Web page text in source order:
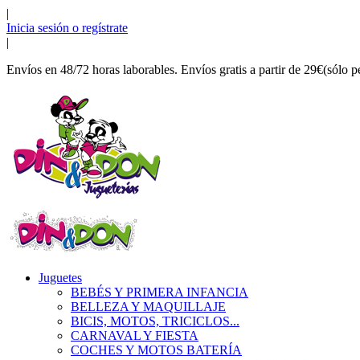
|
Inicia sesión o regístrate
|
Envíos en 48/72 horas laborables. Envíos gratis a partir de 29€(sólo
Juguetes
BEBÉS Y PRIMERA INFANCIA
BELLEZA Y MAQUILLAJE
BICIS, MOTOS, TRICICLOS...
CARNAVAL Y FIESTA
COCHES Y MOTOS BATERÍA